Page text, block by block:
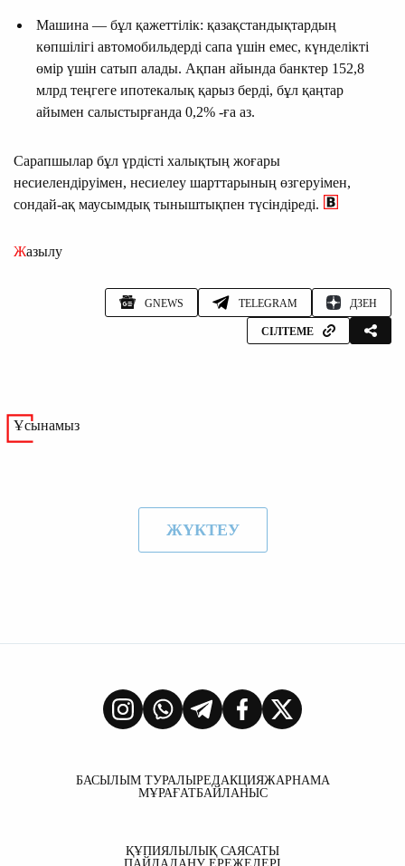
Машина — бұл қажеттілік: қазақстандықтардың
көпшілігі автомобильдерді сапа үшін емес, күнделікті
өмір үшін сатып алады. Ақпан айында банктер 152,8
млрд теңгеге ипотекалық қарыз берді, бұл қаңтар
айымен салыстырғанда 0,2% -ға аз.
Сарапшылар бұл үрдісті халықтың жоғары
несиелендіруімен, несиелеу шарттарының өзгеруімен,
сондай-ақ маусымдық тыныштықпен түсіндіреді.
Жазылу
GNEWS TELEGRAM ДЗЕН
СІЛТЕМЕ
Ұсынамыз
ЖҮКТЕУ
БАСЫЛЫМ ТУРАЛЫРЕДАКЦИЯЖАРНАМА
МҰРАҒАТБАЙЛАНЫС
ҚҰПИЯЛЫЛЫҚ САЯСАТЫ